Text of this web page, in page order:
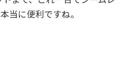
当に便利ですね。